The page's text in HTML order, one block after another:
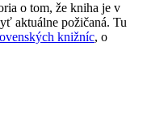
o tom, že kniha je v
aktuálne požičaná. Tu
knižníc, o